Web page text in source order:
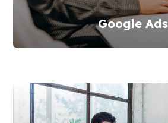
Google Ads